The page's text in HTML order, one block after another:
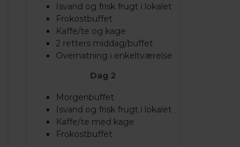
Isvand og frisk frugt i lokalet
Frokostbuffet
Kaffe/te og kage
2 retters middag/buffet
Overnatning i enkeltværelse
Dag 2
Morgenbuffet
Isvand og frisk frugt i lokalet
Kaffe/te med kage
Frokostbuffet